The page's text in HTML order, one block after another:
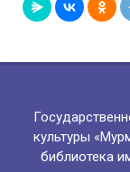
культуры
библиотека